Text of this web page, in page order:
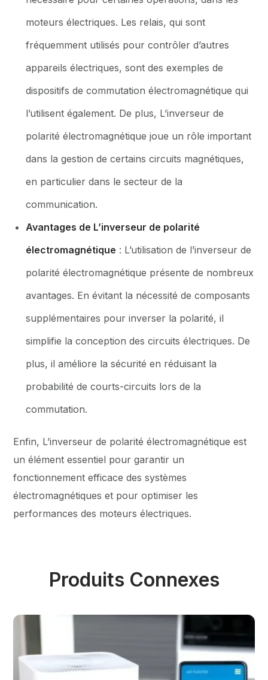
moteurs électriques. Les relais, qui sont
fréquemment utilisés pour contrôler d’autres
appareils électriques, sont des exemples de
dispositifs de commutation électromagnétique qui
l’utilisent également. De plus, L’inverseur de
polarité électromagnétique joue un rôle important
dans la gestion de certains circuits magnétiques,
en particulier dans le secteur de la
communication.
Avantages de L’inverseur de polarité
électromagnétique : L’utilisation de l’inverseur de
polarité électromagnétique présente de nombreux
avantages. En évitant la nécessité de composants
supplémentaires pour inverser la polarité, il
simplifie la conception des circuits électriques. De
plus, il améliore la sécurité en réduisant la
probabilité de courts-circuits lors de la
commutation.
Enfin, L’inverseur de polarité électromagnétique est
un élément essentiel pour garantir un
fonctionnement efficace des systèmes
électromagnétiques et pour optimiser les
performances des moteurs électriques.
Produits Connexes